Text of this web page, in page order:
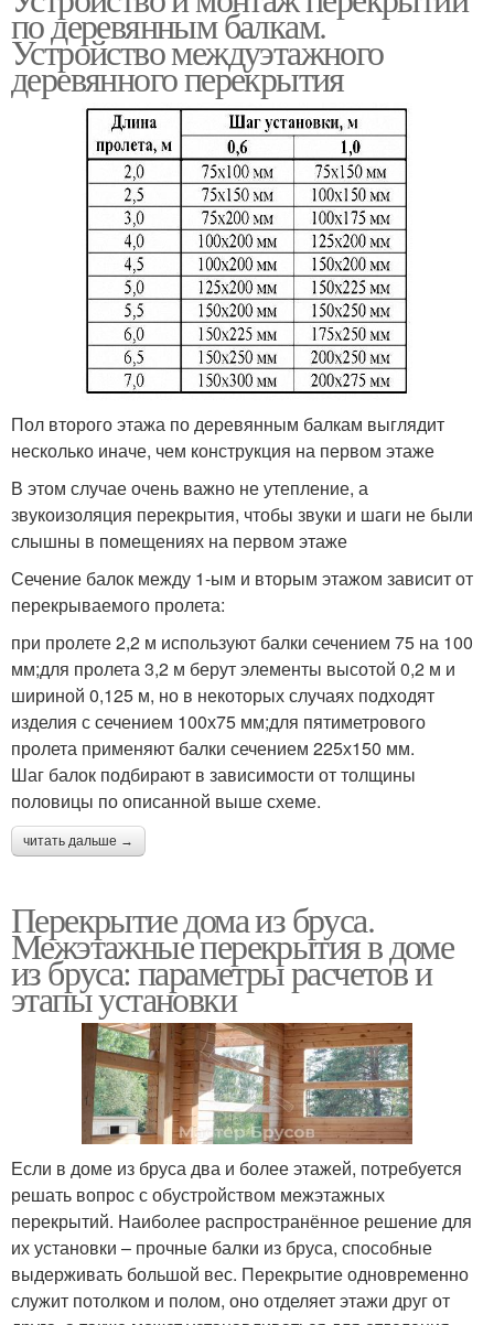
по деревянным балкам.
Устройство междуэтажного
деревянного перекрытия
Пол второго этажа по деревянным балкам выглядит
несколько иначе, чем конструкция на первом этаже
В этом случае очень важно не утепление, а
звукоизоляция перекрытия, чтобы звуки и шаги не были
слышны в помещениях на первом этаже
Сечение балок между 1-ым и вторым этажом зависит от
перекрываемого пролета:
при пролете 2,2 м используют балки сечением 75 на 100
мм;для пролета 3,2 м берут элементы высотой 0,2 м и
шириной 0,125 м, но в некоторых случаях подходят
изделия с сечением 100х75 мм;для пятиметрового
пролета применяют балки сечением 225х150 мм.
Шаг балок подбирают в зависимости от толщины
половицы по описанной выше схеме.
читать дальше →
Перекрытие дома из бруса.
Межэтажные перекрытия в доме
из бруса: параметры расчетов и
этапы установки
Если в доме из бруса два и более этажей, потребуется
решать вопрос с обустройством межэтажных
перекрытий. Наиболее распространённое решение для
их установки – прочные балки из бруса, способные
выдерживать большой вес. Перекрытие одновременно
служит потолком и полом, оно отделяет этажи друг от